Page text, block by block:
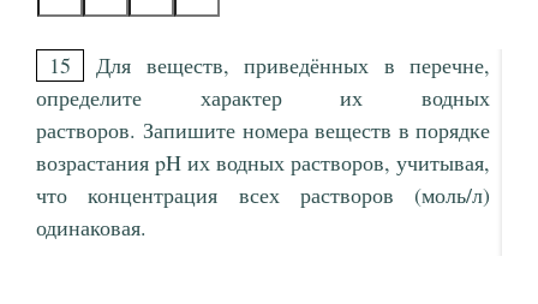
15
Для веществ, приведённых в перечне,
определите характер их водных
растворов. Запишите номера веществ в порядке
возрастания pH их водных растворов, учитывая,
что концентрация всех растворов (моль/л)
одинаковая.